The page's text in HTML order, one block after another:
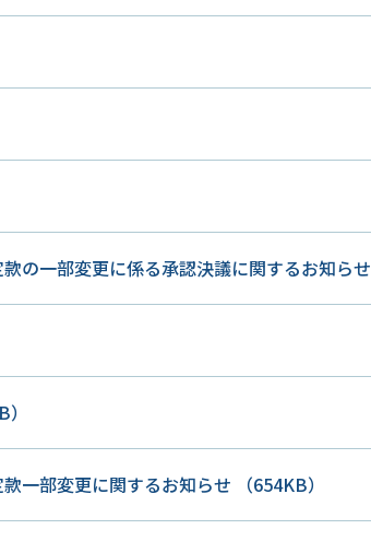
の一部変更に係る承認決議に関するお知らせ
一部変更に関するお知らせ （654KB）